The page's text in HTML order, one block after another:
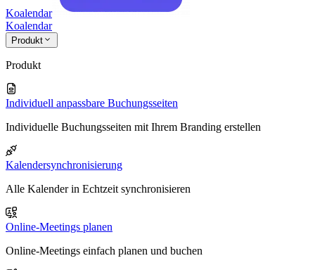
Koalendar
Koalendar
Produkt
Produkt
Individuell anpassbare Buchungsseiten
Individuelle Buchungsseiten mit Ihrem Branding erstellen
Kalendersynchronisierung
Alle Kalender in Echtzeit synchronisieren
Online-Meetings planen
Online-Meetings einfach planen und buchen